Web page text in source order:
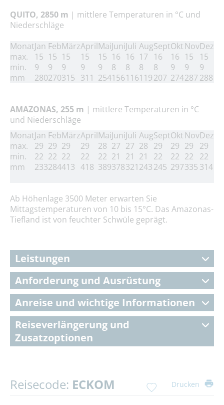
QUITO, 2850 m | mittlere Temperaturen in °C und
Niederschläge
MonatJan FebMärzAprilMaiJuniJuli AugSeptOkt NovDez
max.
15 15 15 15 15 16 16 17 16 16 15
15
min.
9 9 9 9 9 8 8 8 8 9 9
9
mm
280270315 311 254156116119207 274287 288
AMAZONAS, 255 m | mittlere Temperaturen in °C
und Niederschläge
MonatJan FebMärzAprilMaiJuniJuli AugSeptOkt NovDez
max.
29 29 29 29 28 27 27 28 29 29 29
29
min.
22 22 22 22 22 21 21 21 22 22 22
22
mm
233284413 418 389378321243245 297335 314
Ab Höhenlage 3500 Meter erwarten Sie
Mittagstemperaturen von 10 bis 15°C. Das Amazonas-
Tiefland ist von feuchter Schwüle geprägt.
Leistungen
Anforderung und Ausrüstung
Anreise und wichtige Informationen
Reiseverlängerung und
Zusatzoptionen
Reisecode: ECKOM Drucken